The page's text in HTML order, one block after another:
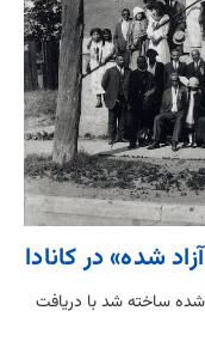
شده» در کانادا
آزاد شده ساخته شد با دریافت